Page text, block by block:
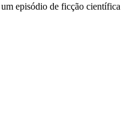
episódio de ficção científica